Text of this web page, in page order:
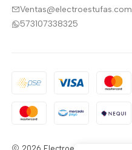
Ventas@electroestufas.com
573107338325